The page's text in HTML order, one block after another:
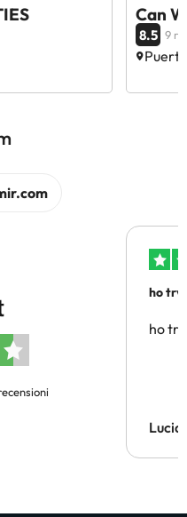
Can
8.5 9
ho
ho
Lucia